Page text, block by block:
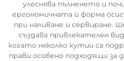
улеснява пълненето и
ергономичната ѝ форма
при наливане и сервиране.
създава привлекателен
когато няколко кутии са
прави особено подходящи за